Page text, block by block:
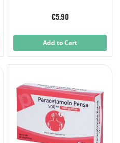
Strawberry Flavor
€5.90
Add to Cart